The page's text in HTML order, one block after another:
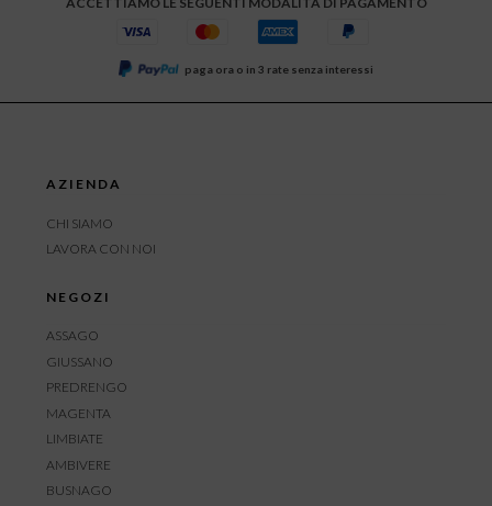
paga ora o in 3 rate senza interessi
AZIENDA
CHI SIAMO
LAVORA CON NOI
NEGOZI
ASSAGO
GIUSSANO
PREDRENGO
MAGENTA
LIMBIATE
AMBIVERE
BUSNAGO